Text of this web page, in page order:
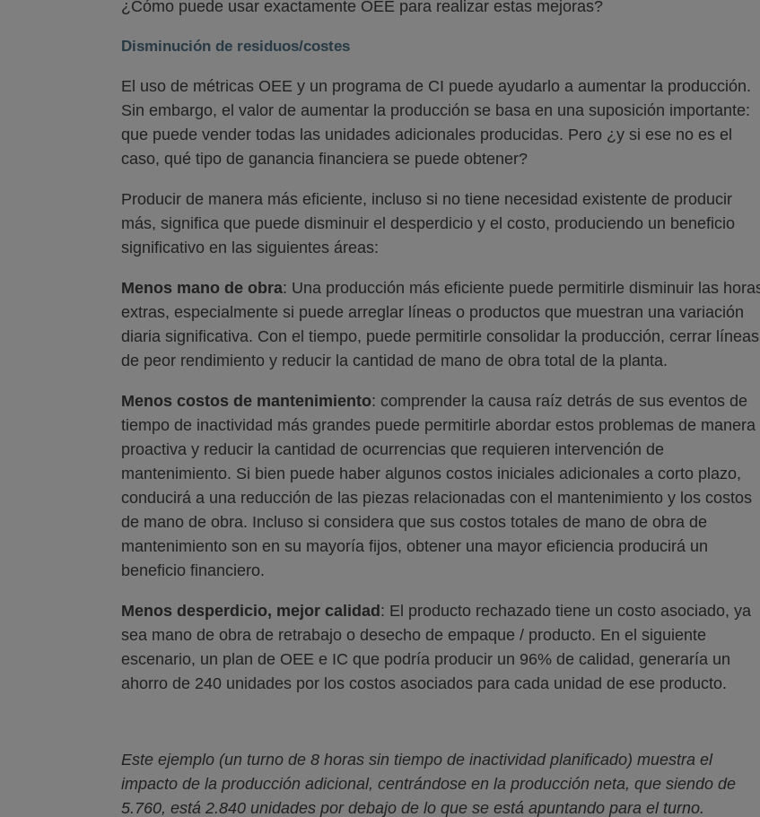
¿Cómo puede usar exactamente OEE para realizar estas mejoras?
Disminución de residuos/costes
El uso de métricas OEE y un programa de CI puede ayudarlo a aumentar la producción.
Sin embargo, el valor de aumentar la producción se basa en una suposición importante:
que puede vender todas las unidades adicionales producidas. Pero ¿y si ese no es el
caso, qué tipo de ganancia financiera se puede obtener?
Producir de manera más eficiente, incluso si no tiene necesidad existente de producir
más, significa que puede disminuir el desperdicio y el costo, produciendo un beneficio
significativo en las siguientes áreas:
Menos mano de obra: Una producción más eficiente puede permitirle disminuir las
extras, especialmente si puede arreglar líneas o productos que muestran una variación
diaria significativa. Con el tiempo, puede permitirle consolidar la producción, cerrar líneas
de peor rendimiento y reducir la cantidad de mano de obra total de la planta.
Menos costos de mantenimiento: comprender la causa raíz detrás de sus eventos de
tiempo de inactividad más grandes puede permitirle abordar estos problemas de manera
proactiva y reducir la cantidad de ocurrencias que requieren intervención de
mantenimiento. Si bien puede haber algunos costos iniciales adicionales a corto plazo,
conducirá a una reducción de las piezas relacionadas con el mantenimiento y los costos
de mano de obra. Incluso si considera que sus costos totales de mano de obra de
mantenimiento son en su mayoría fijos, obtener una mayor eficiencia producirá un
beneficio financiero.
Menos desperdicio, mejor calidad: El producto rechazado tiene un costo asociado, ya
sea mano de obra de retrabajo o desecho de empaque / producto. En el siguiente
escenario, un plan de OEE e IC que podría producir un 96% de calidad, generaría un
ahorro de 240 unidades por los costos asociados para cada unidad de ese producto.
Este ejemplo (un turno de 8 horas sin tiempo de inactividad planificado) muestra el
impacto de la producción adicional, centrándose en la producción neta, que siendo de
5.760, está 2.840 unidades por debajo de lo que se está apuntando para el turno.